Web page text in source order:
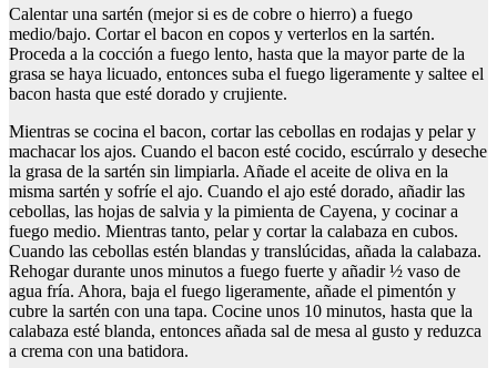
Calentar una sartén (mejor si es de cobre o hierro) a fuego
medio/bajo. Cortar el bacon en copos y verterlos en la sartén.
Proceda a la cocción a fuego lento, hasta que la mayor parte de la
grasa se haya licuado, entonces suba el fuego ligeramente y saltee el
bacon hasta que esté dorado y crujiente.
Mientras se cocina el bacon, cortar las cebollas en rodajas y pelar y
machacar los ajos. Cuando el bacon esté cocido, escúrralo y deseche
la grasa de la sartén sin limpiarla. Añade el aceite de oliva en la
misma sartén y sofríe el ajo. Cuando el ajo esté dorado, añadir las
cebollas, las hojas de salvia y la pimienta de Cayena, y cocinar a
fuego medio. Mientras tanto, pelar y cortar la calabaza en cubos.
Cuando las cebollas estén blandas y translúcidas, añada la calabaza.
Rehogar durante unos minutos a fuego fuerte y añadir ½ vaso de
agua fría. Ahora, baja el fuego ligeramente, añade el pimentón y
cubre la sartén con una tapa. Cocine unos 10 minutos, hasta que la
calabaza esté blanda, entonces añada sal de mesa al gusto y reduzca
a crema con una batidora.